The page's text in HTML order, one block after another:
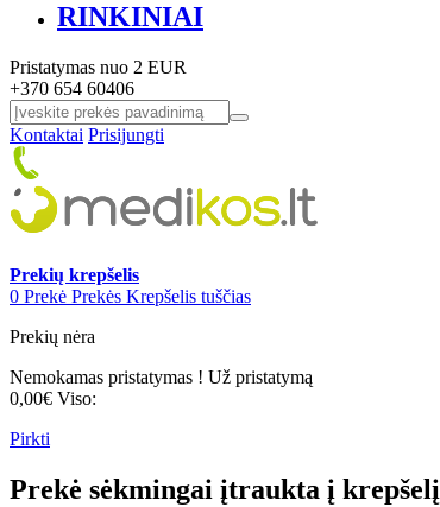
RINKINIAI
Pristatymas nuo 2 EUR
+370 654 60406
Kontaktai Prisijungti
Prekių krepšelis
0 Prekė Prekės Krepšelis tuščias
Prekių nėra
Nemokamas pristatymas ! Už pristatymą
0,00€ Viso:
Pirkti
Prekė sėkmingai įtraukta į krepšelį